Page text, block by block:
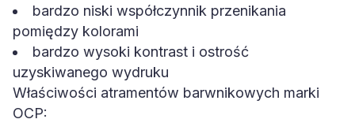
bardzo niski współczynnik przenikania
pomiędzy kolorami
bardzo wysoki kontrast i ostrość
uzyskiwanego wydruku
Właściwości atramentów barwnikowych marki
OCP: